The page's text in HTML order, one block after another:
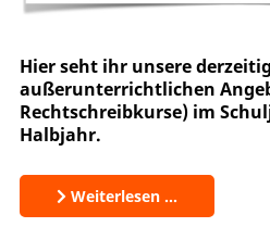
Hier seht ihr unsere
außerunterrichtlichen
Rechtschreibkurse) im
Halbjahr.
Weiterlesen …